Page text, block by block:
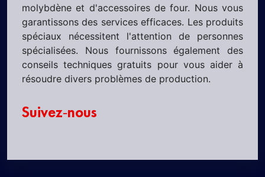
molybdène et d'accessoires de four. Nous vous
garantissons des services efficaces. Les produits
spéciaux nécessitent l'attention de personnes
spécialisées. Nous fournissons également des
conseils techniques gratuits pour vous aider à
résoudre divers problèmes de production.
Suivez-nous